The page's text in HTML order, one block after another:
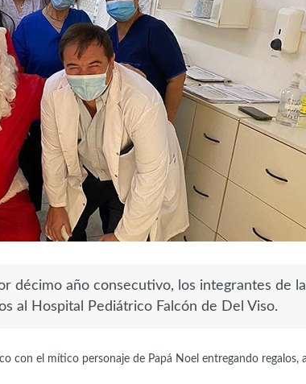
décimo año consecutivo, los integrantes de la
al Hospital Pediátrico Falcón de Del Viso.
con el mítico personaje de Papá Noel entregando regalos,